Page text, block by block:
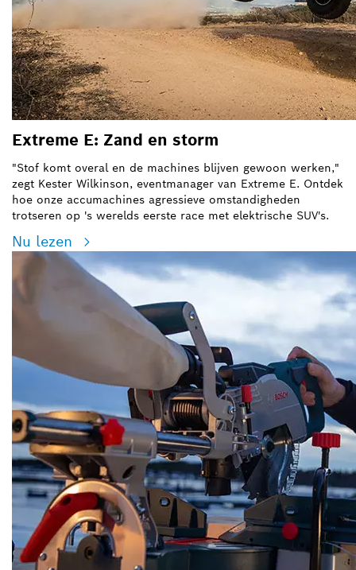
Extreme E: Zand en storm
"Stof komt overal en de machines blijven gewoon werken,"
zegt Kester Wilkinson, eventmanager van Extreme E. Ontdek
hoe onze accumachines agressieve omstandigheden
trotseren op 's werelds eerste race met elektrische SUV's.
Nu lezen